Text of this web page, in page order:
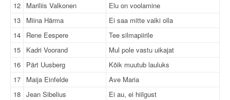
12
Mariliis Valkonen
Elu on voolamine
13
Miina Härma
Ei saa mitte vaiki olla
14
Rene Eespere
Tee silmapiirile
15
Kadri Voorand
Mul pole vastu uikajat
16
Pärt Uusberg
Kõik muutub lauluks
17
Maija Einfelde
Ave Maria
18 Jean Sibelius
Ei au, ei hiilgust